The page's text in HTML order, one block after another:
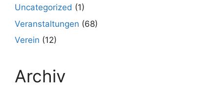
Uncategorized (1)
Veranstaltungen (68)
Verein (12)
Archiv